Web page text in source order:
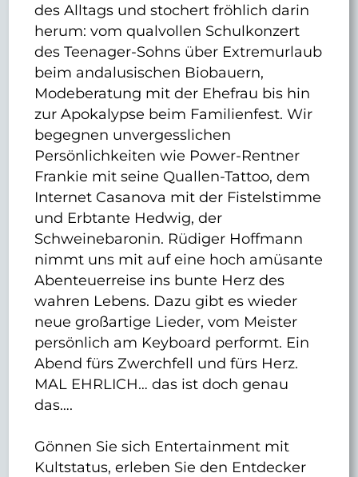
des Alltags und stochert fröhlich darin
herum: vom qualvollen Schulkonzert
des Teenager-Sohns über Extremurlaub
beim andalusischen Biobauern,
Modeberatung mit der Ehefrau bis hin
zur Apokalypse beim Familienfest. Wir
begegnen unvergesslichen
Persönlichkeiten wie Power-Rentner
Frankie mit seine Quallen-Tattoo, dem
Internet Casanova mit der Fistelstimme
und Erbtante Hedwig, der
Schweinebaronin. Rüdiger Hoffmann
nimmt uns mit auf eine hoch amüsante
Abenteuerreise ins bunte Herz des
wahren Lebens. Dazu gibt es wieder
neue großartige Lieder, vom Meister
persönlich am Keyboard performt. Ein
Abend fürs Zwerchfell und fürs Herz.
MAL EHRLICH… das ist doch genau
das….
Gönnen Sie sich Entertainment mit
Kultstatus, erleben Sie den Entdecker